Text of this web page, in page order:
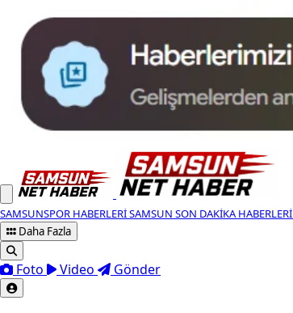
SAMSUNSPOR HABERLERISAMSUN SON DAKIKA HABERLERI
Daha Fazla
Foto Video Gönder